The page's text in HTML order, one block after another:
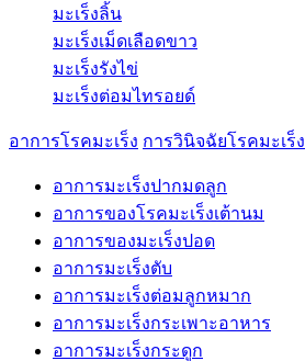
มะเร็งลิ้น
มะเร็งเม็ดเลือดขาว
มะเร็งรังไข่
มะเร็งต่อมไทรอยด์
อาการโรคมะเร็ง การวินิจฉัยโรคมะเร็ง
อาการมะเร็งปากมดลูก
อาการของโรคมะเร็งเต้านม
อาการของมะเร็งปอด
อาการมะเร็งตับ
อาการมะเร็งต่อมลูกหมาก
อาการมะเร็งกระเพาะอาหาร
อาการมะเร็งกระดูก